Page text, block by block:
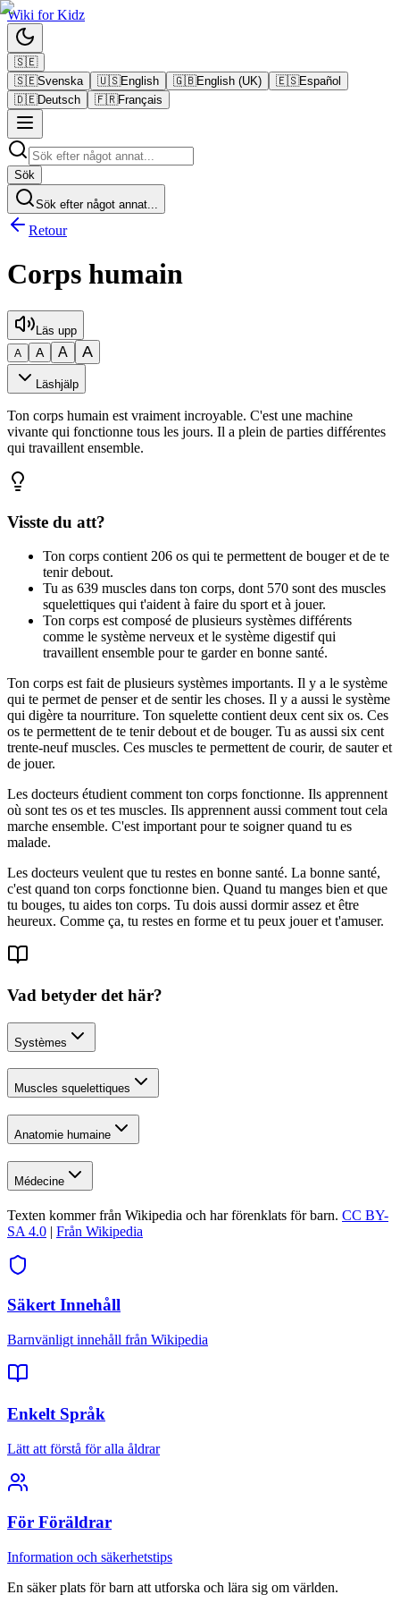
Wiki forKidz
🇸🇪
🇸🇪Svenska 🇺🇸English 🇬🇧English (UK) 🇪🇸Español
🇩🇪Deutsch 🇫🇷Français
Sök
Sök efter något annat...
Retour
Corps humain
Läs upp
A A A A
Läshjälp
Ton corps humain est vraiment incroyable. C'est une machine
vivante qui fonctionne tous les jours. Il a plein de parties différentes
qui travaillent ensemble.
Visste du att?
Ton corps contient 206 os qui te permettent de bouger et de te
tenir debout.
Tu as 639 muscles dans ton corps, dont 570 sont des muscles
squelettiques qui t'aident à faire du sport et à jouer.
Ton corps est composé de plusieurs systèmes différents
comme le système nerveux et le système digestif qui
travaillent ensemble pour te garder en bonne santé.
Ton corps est fait de plusieurs systèmes importants. Il y a le système
qui te permet de penser et de sentir les choses. Il y a aussi le système
qui digère ta nourriture. Ton squelette contient deux cent six os. Ces
os te permettent de te tenir debout et de bouger. Tu as aussi six cent
trente-neuf muscles. Ces muscles te permettent de courir, de sauter et
de jouer.
Les docteurs étudient comment ton corps fonctionne. Ils apprennent
où sont tes os et tes muscles. Ils apprennent aussi comment tout cela
marche ensemble. C'est important pour te soigner quand tu es
malade.
Les docteurs veulent que tu restes en bonne santé. La bonne santé,
c'est quand ton corps fonctionne bien. Quand tu manges bien et que
tu bouges, tu aides ton corps. Tu dois aussi dormir assez et être
heureux. Comme ça, tu restes en forme et tu peux jouer et t'amuser.
Vad betyder det här?
Systèmes
Muscles squelettiques
Anatomie humaine
Médecine
Texten kommer från Wikipedia och har förenklats för barn. CC BY-
SA 4.0 | Från Wikipedia
Säkert Innehåll
Barnvänligt innehåll från Wikipedia
Enkelt Språk
Lätt att förstå för alla åldrar
För Föräldrar
Information och säkerhetstips
En säker plats för barn att utforska och lära sig om världen.